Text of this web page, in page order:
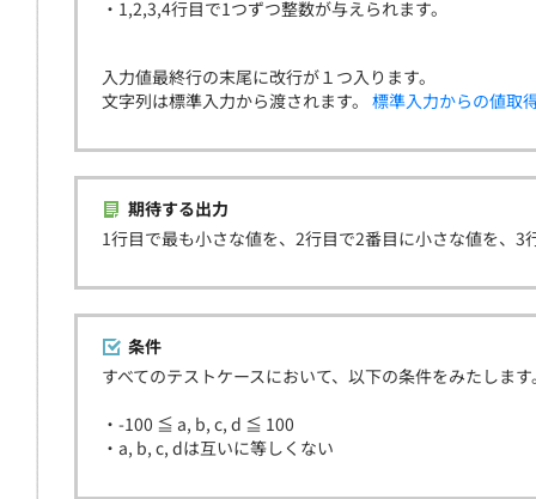
・1,2,3,4行目で1つずつ整数が与えられます。
入力値最終行の末尾に改行が１つ入ります。
文字列は標準入力から渡されます。 標準入力からの値取
期待する出力
1行目で最も小さな値を、2行目で2番目に小さな値を、
条件
すべてのテストケースにおいて、以下の条件をみたします
・-100 ≦ a, b, c, d ≦ 100
・a, b, c, dは互いに等しくない